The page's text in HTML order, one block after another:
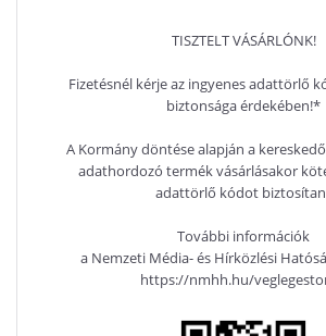
TISZTELT VÁSÁRLÓNK!
Fizetésnél kérje az ingyenes adattörlő
biztonsága érdekében!*
A Kormány döntése alapján a
adathordozó termék vásárlásakor
adattörlő kódot
További információk
a Nemzeti Média- és Hírközlési
https://nmhh.hu/